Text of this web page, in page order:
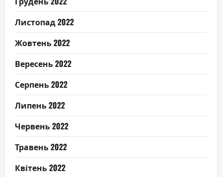
Листопад 2022
Жовтень 2022
Вересень 2022
Серпень 2022
Липень 2022
Червень 2022
Травень 2022
Квітень 2022